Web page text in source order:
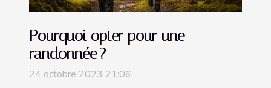
Pourquoi opter pour une
randonnée ?
24 octobre 2023 21:06